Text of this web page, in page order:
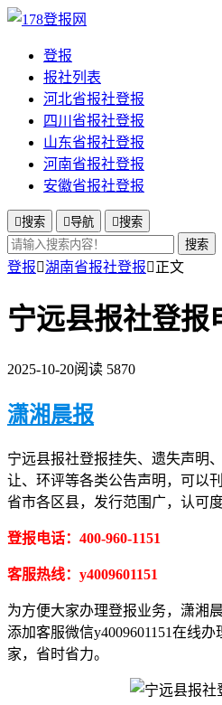
登报
报社列表
河北省报社登报
四川省报社登报
山东省报社登报
河南省报社登报
安徽省报社登报
搜索 导航 搜索
搜索
登报湖南省报社登报正文
宁远县报社登报
2025-10-20阅读 5870
潇湘晨报
宁远县报社登报挂失、遗失声明
让、环评等各类公告声明，可以
省市各区县，发行范围广，认可度
登报电话：400-960-1151
客服热线：y4009601151
为方便大家办理登报业务，潇湘
添加客服微信y4009601151在线
家，省时省力。